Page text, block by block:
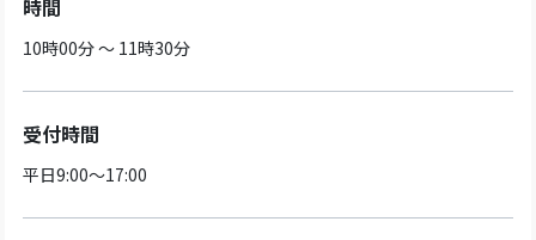
時間
10時00分 ～ 11時30分
受付時間
平日9:00～17:00